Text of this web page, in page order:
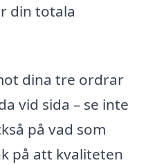
din totala
dina tre ordrar
vid sida – se inte
på vad som
på att kvaliteten